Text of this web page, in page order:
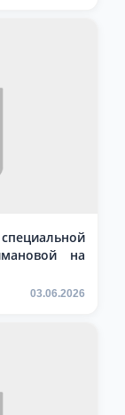
на
03.06.2026